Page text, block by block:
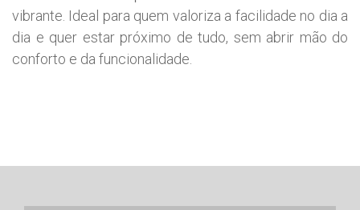
vibrante. Ideal para quem valoriza a facilidade no dia a
dia e quer estar próximo de tudo, sem abrir mão do
conforto e da funcionalidade.